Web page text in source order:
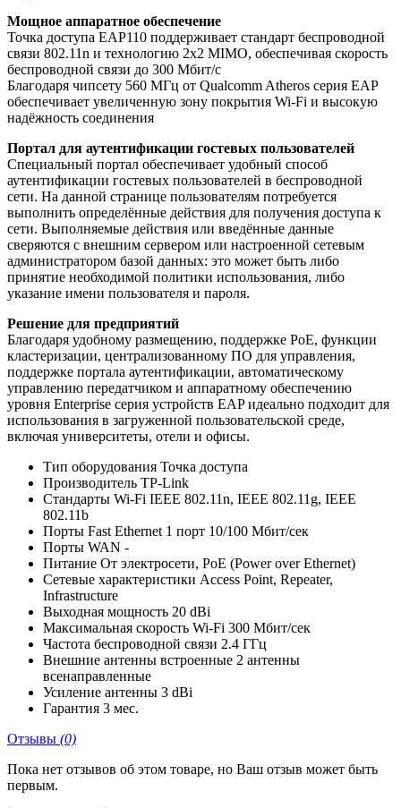
Мощное аппаратное обеспечение
Точка доступа EAP110 поддерживает стандарт беспроводной
связи 802.11n и технологию 2x2 MIMO, обеспечивая скорость
беспроводной связи до 300 Мбит/с
Благодаря чипсету 560 МГц от Qualcomm Atheros серия EAP
обеспечивает увеличенную зону покрытия Wi-Fi и высокую
надёжность соединения
Портал для аутентификации гостевых пользователей
Специальный портал обеспечивает удобный способ
аутентификации гостевых пользователей в беспроводной
сети. На данной странице пользователям потребуется
выполнить определённые действия для получения доступа к
сети. Выполняемые действия или введённые данные
сверяются с внешним сервером или настроенной сетевым
администратором базой данных: это может быть либо
принятие необходимой политики использования, либо
указание имени пользователя и пароля.
Решение для предприятий
Благодаря удобному размещению, поддержке PoE, функции
кластеризации, централизованному ПО для управления,
поддержке портала аутентификации, автоматическому
управлению передатчиком и аппаратному обеспечению
уровня Enterprise серия устройств EAP идеально подходит для
использования в загруженной пользовательской среде,
включая университеты, отели и офисы.
Тип оборудования Точка доступа
Производитель TP-Link
Стандарты Wi-Fi IEEE 802.11n, IEEE 802.11g, IEEE
802.11b
Порты Fast Ethernet 1 порт 10/100 Мбит/сек
Порты WAN -
Питание От электросети, PoE (Power over Ethernet)
Сетевые характеристики Access Point, Repeater,
Infrastructure
Выходная мощность 20 dBi
Максимальная скорость Wi-Fi 300 Мбит/сек
Частота беспроводной связи 2.4 ГГц
Внешние антенны встроенные 2 антенны
всенаправленные
Усиление антенны 3 dBi
Гарантия 3 мес.
Отзывы (0)
Пока нет отзывов об этом товаре, но Ваш отзыв может быть
первым.